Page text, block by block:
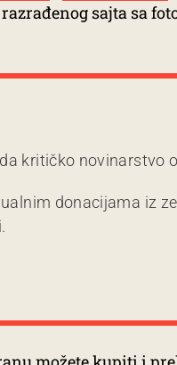
sajta sa
kritičko novinarstvo
donacijama iz